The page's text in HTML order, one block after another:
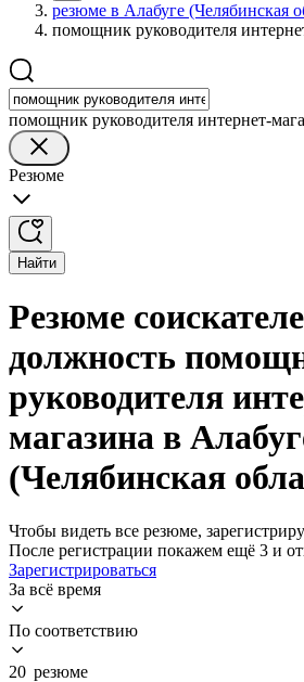
резюме в Алабуге (Челябинская
помощник руководителя
помощник руководителя интернет-
Резюме
Найти
Резюме
должность
руководителя
магазина в
(Челябинская
Чтобы видеть все резюме,
После регистрации покажем ещё 3 и
Зарегистрироваться
За всё время
По соответствию
20 резюме